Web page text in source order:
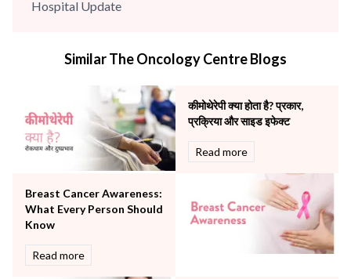
Hospital Update
Mental Health
Neonatology & Paediatrics
Nephrology & Dialysis
Neurology
Obstetrics
Orthopaedics
Other Services
Pulmonology
Rheumatology
Robotic Precision
Surgery
Similar The Oncology Centre Blogs
कीमोथेरेपी क्या होता है? प्रकार,
प्रक्रिया और साइड इफेक्ट
Read more
Breast Cancer Awareness:
What Every Person Should
Know
Read more